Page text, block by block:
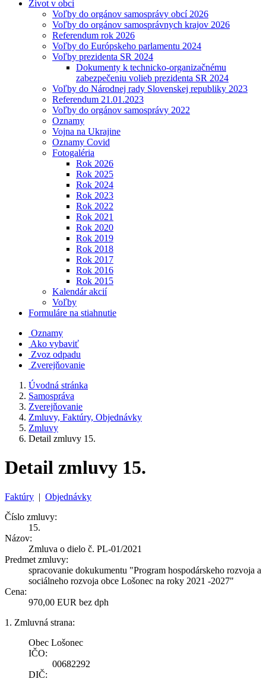
Život v obci
Voľby do orgánov samosprávy obcí 2026
Voľby do orgánov samosprávnych krajov 2026
Referendum rok 2026
Voľby do Európskeho parlamentu 2024
Voľby prezidenta SR 2024
Dokumenty k technicko-organizačnému
zabezpečeniu volieb prezidenta SR 2024
Voľby do Národnej rady Slovenskej republiky 2023
Referendum 21.01.2023
Voľby do orgánov samosprávy 2022
Oznamy
Vojna na Ukrajine
Oznamy Covid
Fotogaléria
Rok 2026
Rok 2025
Rok 2024
Rok 2023
Rok 2022
Rok 2021
Rok 2020
Rok 2019
Rok 2018
Rok 2017
Rok 2016
Rok 2015
Kalendár akcií
Voľby
Formuláre na stiahnutie
Oznamy
Ako vybaviť
Zvoz odpadu
Zverejňovanie
Úvodná stránka
Samospráva
Zverejňovanie
Zmluvy, Faktúry, Objednávky
Zmluvy
Detail zmluvy 15.
Detail zmluvy 15.
Faktúry | Objednávky
Číslo zmluvy:
15.
Názov:
Zmluva o dielo č. PL-01/2021
Predmet zmluvy:
spracovanie dokukumentu "Program hospodárskeho rozvoja a
sociálneho rozvoja obce Lošonec na roky 2021 -2027"
Cena:
970,00 EUR bez dph
1. Zmluvná strana:
Obec Lošonec
IČO:
00682292
DIČ: